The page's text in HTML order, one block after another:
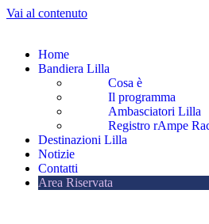
Vai al contenuto
Home
Bandiera Lilla
Cosa è
Il programma
Ambasciatori Lilla
Registro rAmpe
Destinazioni Lilla
Notizie
Contatti
Area Riservata